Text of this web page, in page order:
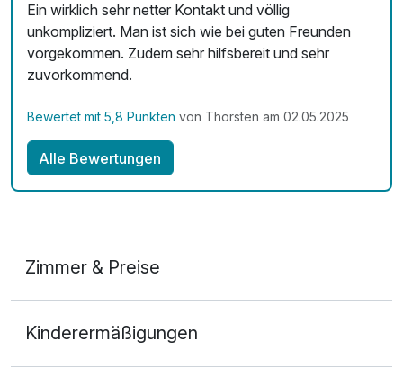
Ein wirklich sehr netter Kontakt und völlig
unkompliziert. Man ist sich wie bei guten Freunden
vorgekommen. Zudem sehr hilfsbereit und sehr
zuvorkommend.
Bewertet mit 5,8 Punkten von Thorsten am 02.05.2025
Alle Bewertungen
Zimmer & Preise
2 Erwachsene und 2 Kinder
Kinderermäßigungen